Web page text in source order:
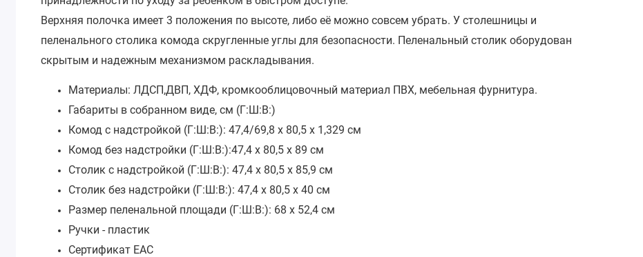
Верхняя полочка имеет 3 положения по высоте, либо её можно совсем убрать. У столешницы и
пеленального столика комода скругленные углы для безопасности. Пеленальный столик оборудован
скрытым и надежным механизмом раскладывания.
Материалы: ЛДСП,ДВП, ХДФ, кромкооблицовочный материал ПВХ, мебельная фурнитура.
Габариты в собранном виде, см (Г:Ш:В:)
Комод с надстройкой (Г:Ш:В:): 47,4/69,8 х 80,5 х 1,329 см
Комод без надстройки (Г:Ш:В:):47,4 х 80,5 х 89 см
Столик с надстройкой (Г:Ш:В:): 47,4 х 80,5 х 85,9 см
Столик без надстройки (Г:Ш:В:): 47,4 х 80,5 х 40 см
Размер пеленальной площади (Г:Ш:В:): 68 х 52,4 см
Ручки - пластик
Сертификат ЕАС